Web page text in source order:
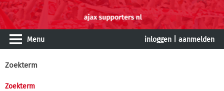
Menu inloggen aanmelden
Zoekterm
Zoekterm